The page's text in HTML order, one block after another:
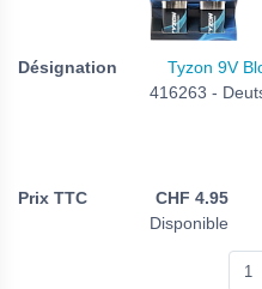
Tyzon 9V
416263 -
CHF 4.95
Disponible